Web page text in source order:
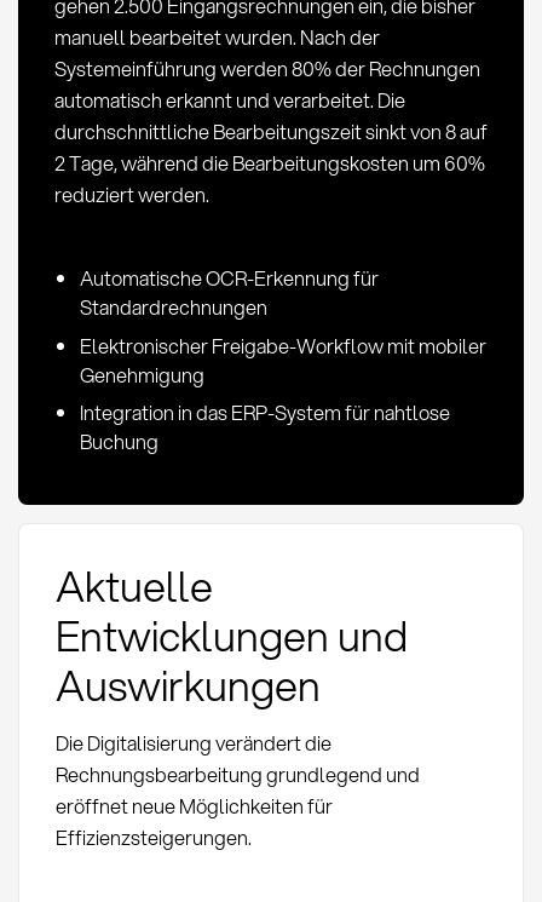
manuell bearbeitet wurden. Nach der
Systemeinführung werden 80% der Rechnungen
automatisch erkannt und verarbeitet. Die
durchschnittliche Bearbeitungszeit sinkt von 8 auf
2 Tage, während die Bearbeitungskosten um 60%
reduziert werden.
Automatische OCR-Erkennung für
Standardrechnungen
Elektronischer Freigabe-Workflow mit mobiler
Genehmigung
Integration in das ERP-System für nahtlose
Buchung
Aktuelle
Entwicklungen und
Auswirkungen
Die Digitalisierung verändert die
Rechnungsbearbeitung grundlegend und
eröffnet neue Möglichkeiten für
Effizienzsteigerungen.